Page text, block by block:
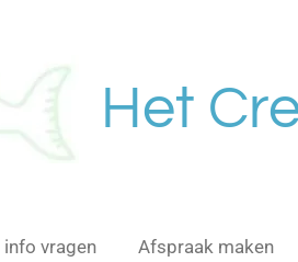
Het
vragen Afspraak maken